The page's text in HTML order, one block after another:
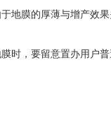
地膜的厚薄与增产效
时，要留意置办用户